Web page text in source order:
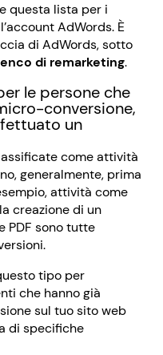
questa lista per i
AdWords. È
di AdWords, sotto
di remarketing.
le persone che
conversione,
un
come attività
generalmente, prima
attività come
creazione di un
PDF sono tutte
tipo per
che hanno già
sul tuo sito web
di specifiche